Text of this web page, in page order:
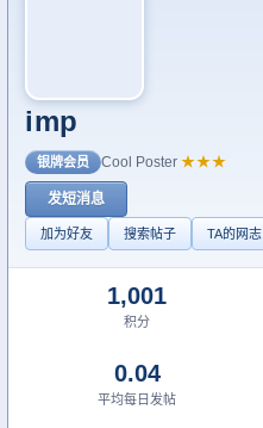
imp
银牌会员 Cool Poster ★★★
发短消息
加为好友 搜索帖子 TA的网志
1,001
积分
0.04
平均每日发帖